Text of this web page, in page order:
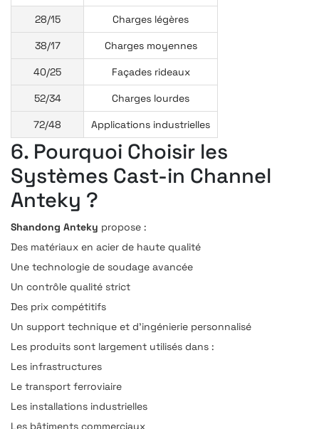
28/15
Charges légères
38/17
Charges moyennes
40/25
Façades rideaux
52/34
Charges lourdes
72/48
Applications industrielles
6. Pourquoi Choisir les
Systèmes Cast-in Channel
Anteky ?
Shandong Anteky propose :
Des matériaux en acier de haute qualité
Une technologie de soudage avancée
Un contrôle qualité strict
Des prix compétitifs
Un support technique et d’ingénierie personnalisé
Les produits sont largement utilisés dans :
Les infrastructures
Le transport ferroviaire
Les installations industrielles
Les bâtiments commerciaux